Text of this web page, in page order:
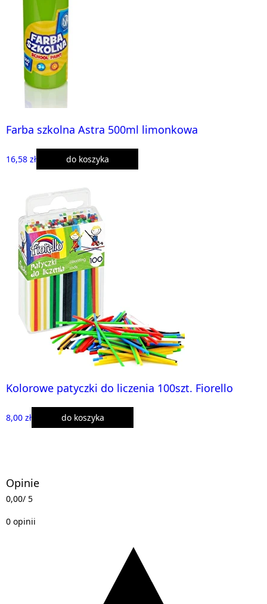
Farba szkolna Astra 500ml limonkowa
16,58 zł do koszyka
Kolorowe patyczki do liczenia 100szt. Fiorello
8,00 zł do koszyka
Opinie
0,00/ 5
0 opinii